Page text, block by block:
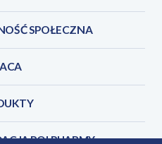
SPOŁECZNA
POLPHARMY